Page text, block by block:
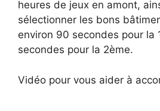
heures de jeux en amont,
sélectionner les bons
environ 90 secondes pour la
secondes pour la 2ème.
Vidéo pour vous aider à